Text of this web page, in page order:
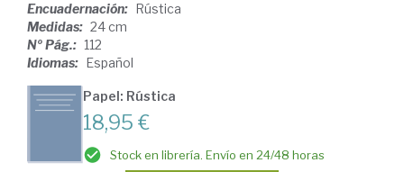
Encuadernación: Rústica
Medidas: 24 cm
Nº Pág.: 112
Idiomas: Español
Papel: Rústica
18,95 €
Stock en librería. Envío en 24/48 horas